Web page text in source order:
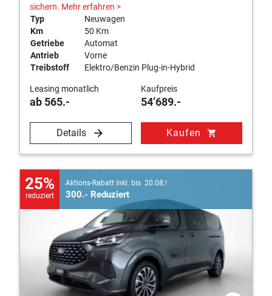
sichern. Mehr erfahren >
Typ
Neuwagen
Km
50 Km
Getriebe
Automat
Antrieb
Vorne
Treibstoff
Elektro/Benzin Plug-in-Hybrid
Leasing monatlich
ab 565.-
Kaufpreis
54’689.-
Details Kaufen shopping_cart
25%
reduziert
Aktions-Rabatt inkl. bis 20.08.!
300.- Reduziert